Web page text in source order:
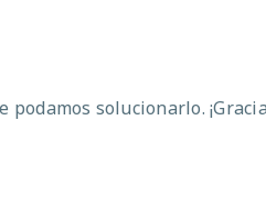
solucionarlo.